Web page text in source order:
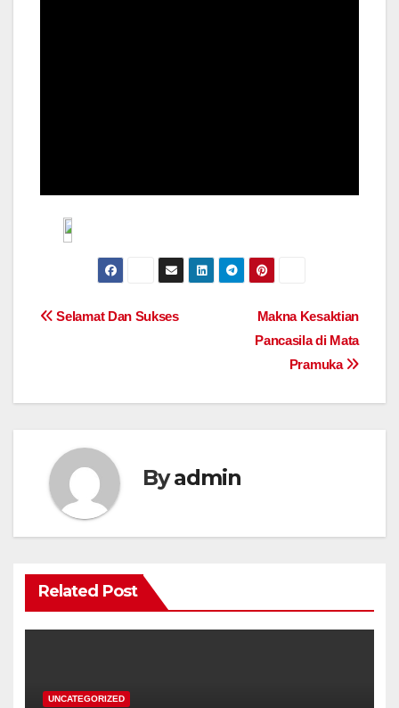
Post
Makna Kesaktian
Pancasila di Mata
Pramuka
Selamat Dan Sukses
Byadmin
Related Post
UNCATEGORIZED